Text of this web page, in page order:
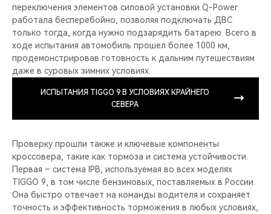
переключения элементов силовой установки Q-Power
работала бесперебойно, позволяя подключать ДВС
только тогда, когда нужно подзарядить батарею. Всего в
ходе испытания автомобиль прошел более 1000 км,
продемонстрировав готовность к дальним путешествиям
даже в суровых зимних условиях.
ИСПЫТАНИЯ TIGGO 9 В УСЛОВИЯХ КРАЙНЕГО
СЕВЕРА
Проверку прошли также и ключевые компоненты
кроссовера, такие как тормоза и система устойчивости.
Первая – система IPB, используемая во всех моделях
TIGGO 9, в том числе бензиновых, поставляемых в России.
Она быстро отвечает на команды водителя и сохраняет
точность и эффективность торможения в любых условиях,